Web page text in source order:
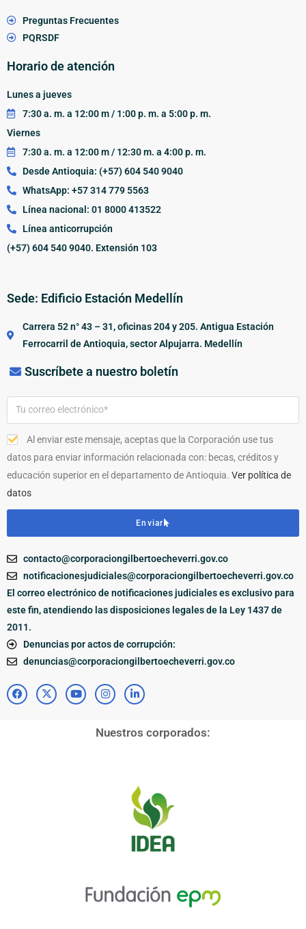
Preguntas Frecuentes
PQRSDF
Horario de atención
Lunes a jueves
7:30 a. m. a 12:00 m / 1:00 p. m. a 5:00 p. m.
Viernes
7:30 a. m. a 12:00 m / 12:30 m. a 4:00 p. m.
Desde Antioquia: (+57) 604 540 9040
WhatsApp: +57 314 779 5563
Línea nacional: 01 8000 413522
Línea anticorrupción
(+57) 604 540 9040. Extensión 103
Sede: Edificio Estación Medellín
Carrera 52 n° 43 – 31, oficinas 204 y 205. Antigua Estación
Ferrocarril de Antioquia, sector Alpujarra. Medellín
Suscríbete a nuestro boletín
Al enviar este mensaje, aceptas que la Corporación use tus
datos para enviar información relacionada con: becas, créditos y
educación superior en el departamento de Antioquia. Ver política de
datos
Enviar
contacto@corporaciongilbertoecheverri.gov.co
notificacionesjudiciales@corporaciongilbertoecheverri.gov.co
El correo electrónico de notificaciones judiciales es exclusivo para
este fin, atendiendo las disposiciones legales de la Ley 1437 de
2011.
Denuncias por actos de corrupción:
denuncias@corporaciongilbertoecheverri.gov.co
Nuestros corporados: